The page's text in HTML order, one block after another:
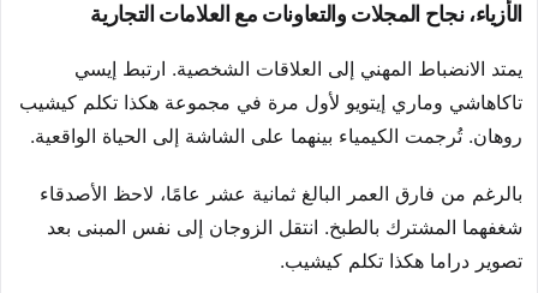
الأزياء، نجاح المجلات والتعاونات مع العلامات التجارية
يمتد الانضباط المهني إلى العلاقات الشخصية. ارتبط إيسي
تاكاهاشي وماري إيتويو لأول مرة في مجموعة هكذا تكلم كيشيب
روهان. تُرجمت الكيمياء بينهما على الشاشة إلى الحياة الواقعية.
بالرغم من فارق العمر البالغ ثمانية عشر عامًا، لاحظ الأصدقاء
شغفهما المشترك بالطبخ. انتقل الزوجان إلى نفس المبنى بعد
تصوير دراما هكذا تكلم كيشيب.